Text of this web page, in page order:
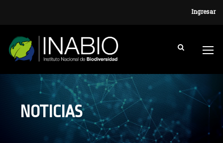
Ingresar
NOTICIAS